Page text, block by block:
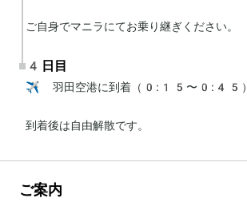
ご自身でマニラにてお乗り継ぎください。
4日目
✈️ 羽田空港に到着（0:15〜0:45）
到着後は自由解散です。
ご案内